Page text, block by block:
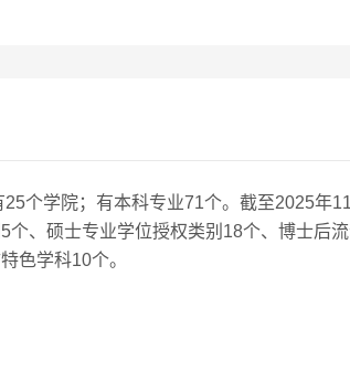
个学院；有本科专业71个。截至2025年
个、硕士专业学位授权类别18个、博士后
色学科10个。